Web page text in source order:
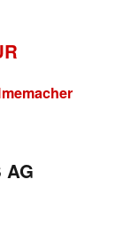
AG